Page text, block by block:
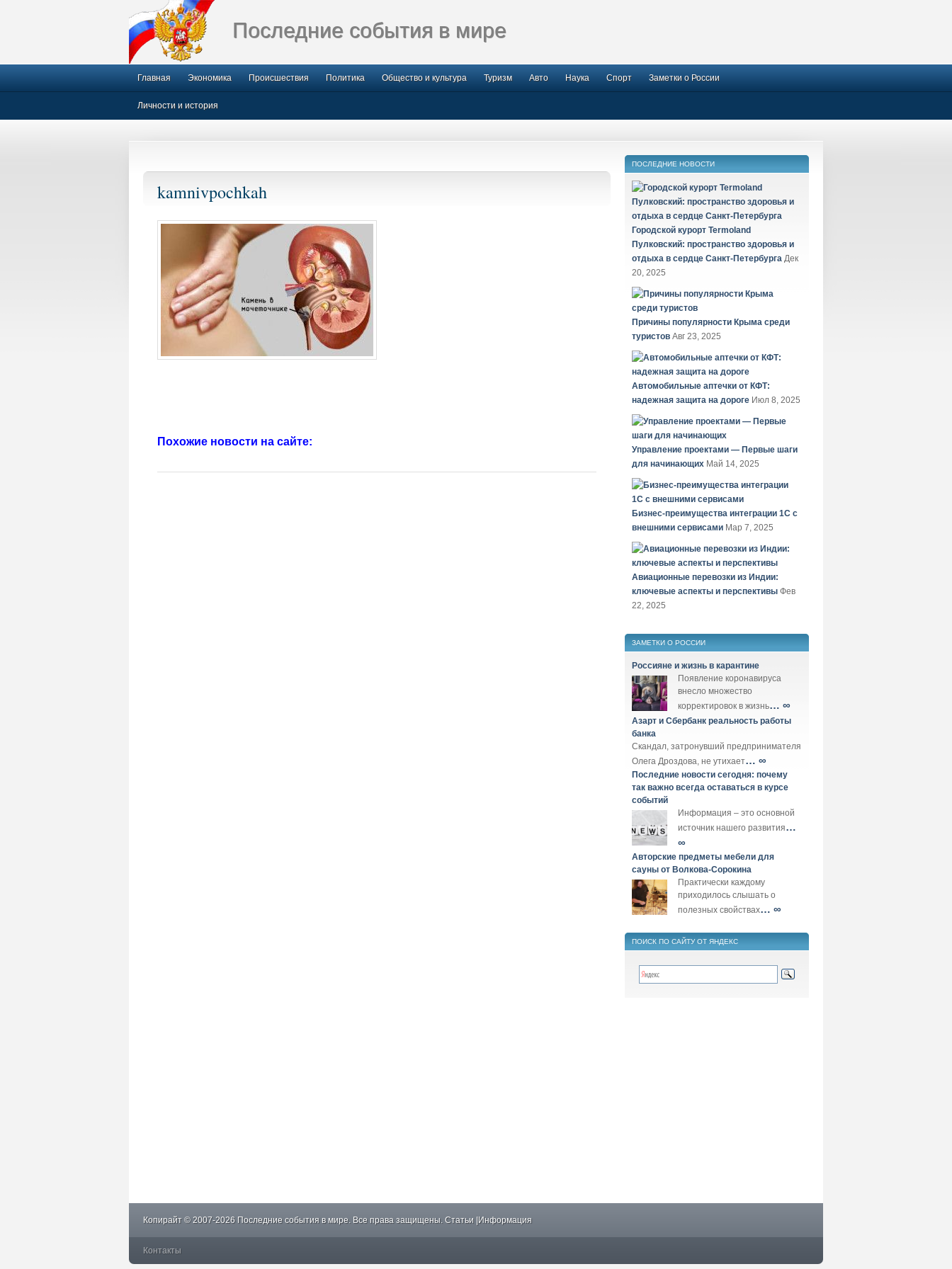
Последние события в мире
Главная Экономика Происшествия Политика Общество и культура Туризм Авто Наука Спорт Заметки о России
Личности и история
kamnivpochkah
Похожие новости на сайте:
ПОСЛЕДНИЕ НОВОСТИ
Городской курорт Termoland
Пулковский: пространство здоровья и
отдыха в сердце Санкт-Петербурга Дек
20, 2025
Причины популярности Крыма среди
туристов Авг 23, 2025
Автомобильные аптечки от КФТ:
надежная защита на дороге Июл 8, 2025
Управление проектами — Первые шаги
для начинающих Май 14, 2025
Бизнес-преимущества интеграции 1С с
внешними сервисами Мар 7, 2025
Авиационные перевозки из Индии:
ключевые аспекты и перспективы Фев
22, 2025
ЗАМЕТКИ О РОССИИ
Россияне и жизнь в карантине
Появление коронавируса
внесло множество
корректировок в жизнь… ∞
Азарт и Сбербанк реальность работы
банка
Скандал, затронувший предпринимателя
Олега Дроздова, не утихает… ∞
Последние новости сегодня: почему
так важно всегда оставаться в курсе
событий
Информация – это основной
источник нашего развития…
∞
Авторские предметы мебели для
сауны от Волкова-Сорокина
Практически каждому
приходилось слышать о
полезных свойствах… ∞
ПОИСК ПО САЙТУ ОТ ЯНДЕКС
Копирайт © 2007-2026 Последние события в мире. Все права защищены. Статьи |Информация
Контакты